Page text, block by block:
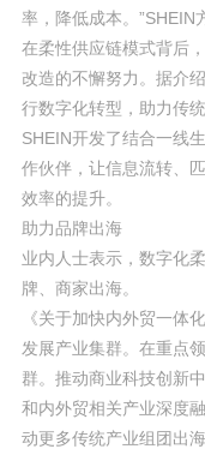
率，降低成本。”SHEIN
在柔性供应链模式背后
改造的不懈努力。据介
行数字化转型，助力传
SHEIN开发了结合一线
作伙伴，让信息流转、
效率的提升。
助力品牌出海
业内人士表示，数字化
牌、商家出海。
《关于加快内外贸一体
发展产业集群。在重点
群。推动商业科技创新
和内外贸相关产业深度
动更多传统产业组团出